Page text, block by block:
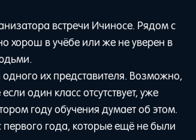
встречи Ичиносе. Рядом с
хорош в учёбе или же не уверен в
одного их представителя. Возможно,
один класс отсутствует, уже
году обучения думает об этом.
года, которые ещё не были